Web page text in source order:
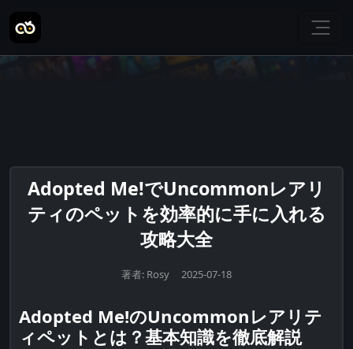
Adopted Me!でUncommonレアリ
ティのペットを効率的に手に入れる
攻略大全
著者: Rosy 2025-07-18
Adopted Me!のUncommonレアリテ
ィペットとは？基本知識を徹底解説